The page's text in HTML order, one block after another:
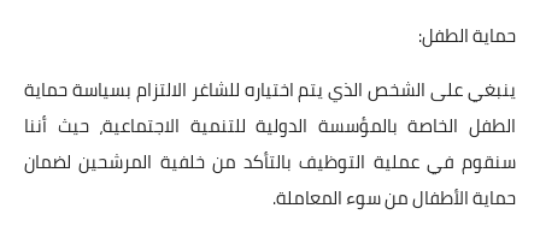
حماية الطفل:
ينبغي على الشخص الذي يتم اختياره للشاغر الالتزام بسياسة حماية
الطفل الخاصة بالمؤسسة الدولية للتنمية الاجتماعية، حيث أننا
سنقوم في عملية التوظيف بالتأكد من خلفية المرشحين لضمان
حماية الأطفال من سوء المعاملة.